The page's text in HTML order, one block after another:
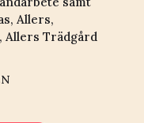
Allers,
Allers Trädgård